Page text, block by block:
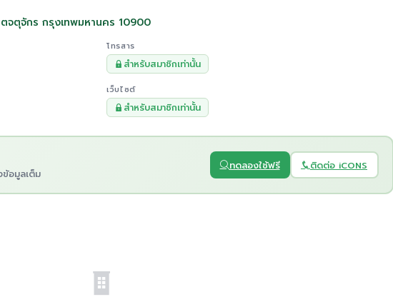
จตุจักร กรุงเทพมหานคร 10900
โทรสาร
สำหรับสมาชิกเท่านั้น
เว็บไซต์
สำหรับสมาชิกเท่านั้น
ข้อมูลเต็ม
ทดลองใช้ฟรี ติดต่อ iCONS